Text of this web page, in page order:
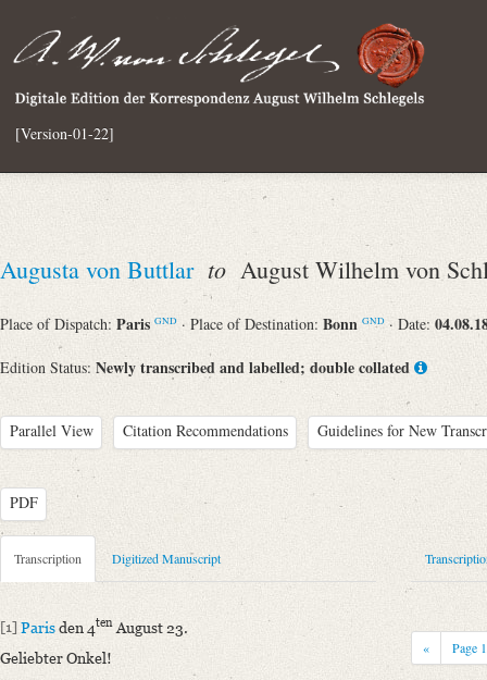
[Version-01-22]
Augusta von Buttlar to August Wilhelm von
Place of Dispatch: Paris GND · Place of Destination: Bonn GND · Date:
Edition Status: Newly transcribed and labelled; double collated
Parallel View Citation Recommendations Guidelines for New
PDF
Metadata Concerning Header
Sender: Augusta von Buttlar
Recipient: August Wilhelm von Schlegel
Place of Dispatch: Paris
Place of Destination: Bonn
Transcription Digitized Manuscript
[1] Parisden 4ten August 23.
Geliebter Onkel!
« Page 1